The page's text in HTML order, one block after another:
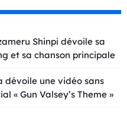
Shinpi dévoile sa
et sa chanson principale
dévoile une vidéo sans
« Gun Valsey’s Theme »